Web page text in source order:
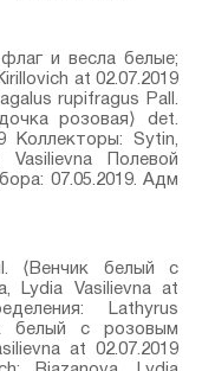
и весла белые;
at 02.07.2019
rupifragus Pall.⁣
розовая⟩ det.
Коллекторы: Sytin,
Vasilievna Полевой
07.05.2019. Адм
⟨Венчик белый с
Lydia Vasilievna at
Lathyrus
белый с розовым
at 02.07.2019